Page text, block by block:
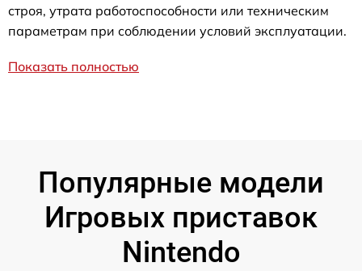
строя, утрата работоспособности или техническим
параметрам при соблюдении условий эксплуатации.
Показать полностью
Популярные модели
Игровых приставок
Nintendo